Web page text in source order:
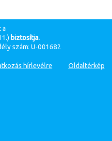
a
biztosítja.
szám: U-001682
hírlevélre Oldaltérkép